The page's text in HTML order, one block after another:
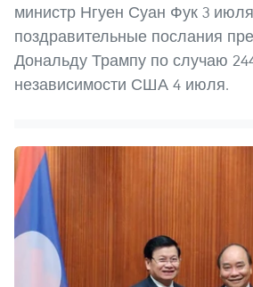
министр Нгуен Суан Фук 3
поздравительные послания
Дональду Трампу по случаю
независимости США 4 июля.